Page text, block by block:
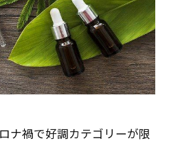
時間受付中 ］
ロナ禍で好調カテゴリーが限